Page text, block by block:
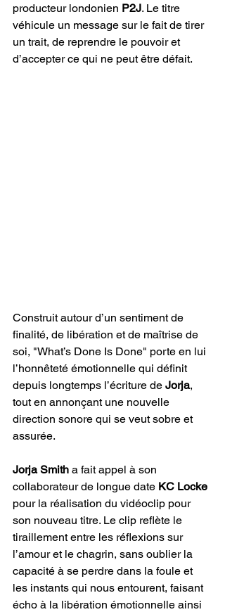
producteur londonien P2J. Le titre
véhicule un message sur le fait de tirer
un trait, de reprendre le pouvoir et
d’accepter ce qui ne peut être défait.
Construit autour d’un sentiment de
finalité, de libération et de maîtrise de
soi, "What’s Done Is Done" porte en lui
l’honnêteté émotionnelle qui définit
depuis longtemps l’écriture de Jorja,
tout en annonçant une nouvelle
direction sonore qui se veut sobre et
assurée.
Jorja Smith a fait appel à son
collaborateur de longue date KC Locke
pour la réalisation du vidéoclip pour
son nouveau titre. Le clip reflète le
tiraillement entre les réflexions sur
l’amour et le chagrin, sans oublier la
capacité à se perdre dans la foule et
les instants qui nous entourent, faisant
écho à la libération émotionnelle ainsi